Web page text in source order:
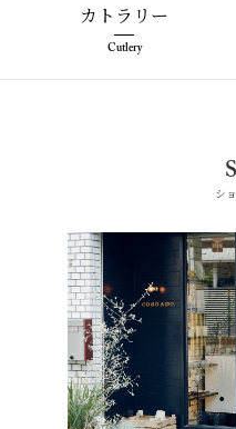
カトラリー
Cutlery
シ